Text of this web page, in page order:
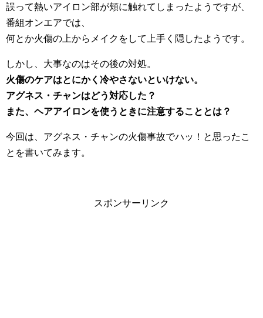
誤って熱いアイロン部が頬に触れてしまったようですが、
番組オンエアでは、
何とか火傷の上からメイクをして上手く隠したようです。
しかし、大事なのはその後の対処。
火傷のケアはとにかく冷やさないといけない。
アグネス・チャンはどう対応した？
また、ヘアアイロンを使うときに注意することとは？
今回は、アグネス・チャンの火傷事故でハッ！と思ったこ
とを書いてみます。
スポンサーリンク